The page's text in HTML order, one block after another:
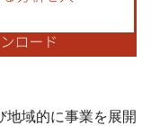
地域的に事業を展開